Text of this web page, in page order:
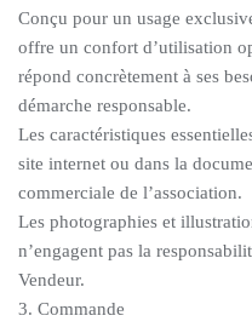
Conçu pour un usage
offre un confort d’utilisation
répond concrètement à ses
démarche responsable.
Les caractéristiques
site internet ou dans la
commerciale de l’association.
Les photographies et
n’engagent pas la
Vendeur.
3. Commande